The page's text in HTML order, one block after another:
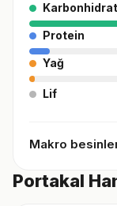
Karbonhidrat
Protein
Yağ
Lif
Makro
Portakal